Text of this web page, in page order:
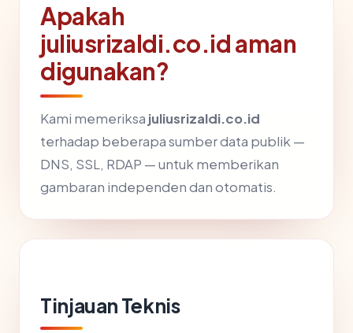
Apakah
juliusrizaldi.co.id aman
digunakan?
Kami memeriksa juliusrizaldi.co.id
terhadap beberapa sumber data publik —
DNS, SSL, RDAP — untuk memberikan
gambaran independen dan otomatis.
Tinjauan Teknis